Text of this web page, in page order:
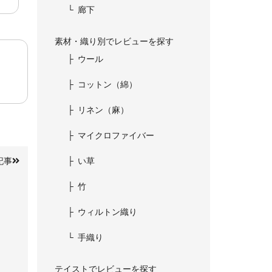
事
廊下
素材・織り別でレビューを探す
ウール
コットン（綿）
リネン（麻）
マイクロファイバー
い草
竹
ウィルトン織り
手織り
テイストでレビューを探す